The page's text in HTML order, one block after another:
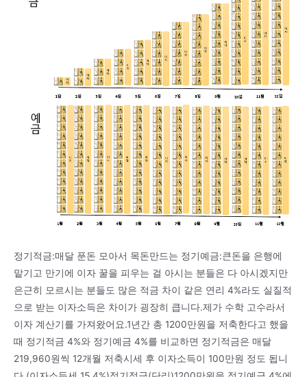
정기적금:매달 푼돈 모아서 목돈만드는 정기예금:큰돈을 은행에
맡기고 만기에 이자 꿀을 피우는 걸 아시는 분들은 다 아시겠지만
은근히 모르시는 분들도 많은 적금 차이 같은 연리 4%라도 실질적
으로 받는 이자소득은 차이가 굉장히 큽니다.제가 수학 고수라서
이자 계산기를 가져왔어요.1년간 총 1200만원을 저축한다고 했을
때 정기적금 4%와 정기예금 4%를 비교하면 정기적금은 매달
219,960원씩 12개월 저축시세 후 이자소득이 100만원 정도 됩니